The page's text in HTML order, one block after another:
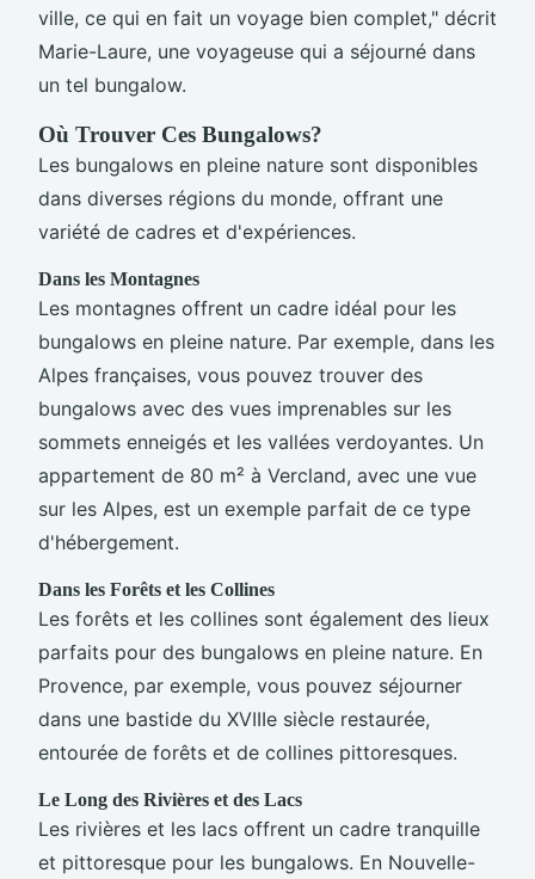
ville, ce qui en fait un voyage bien complet," décrit
Marie-Laure, une voyageuse qui a séjourné dans
un tel bungalow.
Où Trouver Ces Bungalows?
Les bungalows en pleine nature sont disponibles
dans diverses régions du monde, offrant une
variété de cadres et d'expériences.
Dans les Montagnes
Les montagnes offrent un cadre idéal pour les
bungalows en pleine nature. Par exemple, dans les
Alpes françaises, vous pouvez trouver des
bungalows avec des vues imprenables sur les
sommets enneigés et les vallées verdoyantes. Un
appartement de 80 m² à Vercland, avec une vue
sur les Alpes, est un exemple parfait de ce type
d'hébergement.
Dans les Forêts et les Collines
Les forêts et les collines sont également des lieux
parfaits pour des bungalows en pleine nature. En
Provence, par exemple, vous pouvez séjourner
dans une bastide du XVIIIe siècle restaurée,
entourée de forêts et de collines pittoresques.
Le Long des Rivières et des Lacs
Les rivières et les lacs offrent un cadre tranquille
et pittoresque pour les bungalows. En Nouvelle-